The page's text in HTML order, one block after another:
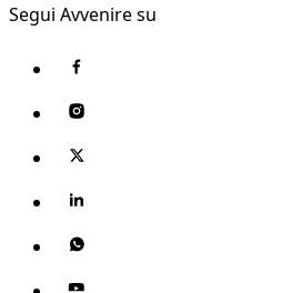
Segui Avvenire su